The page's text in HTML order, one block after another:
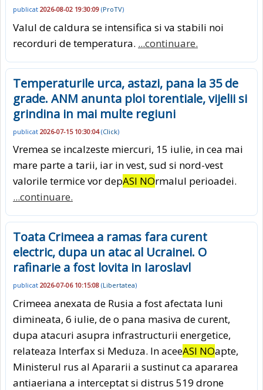
publicat 2026-08-02 19:30:09 (ProTV)
Valul de caldura se intensifica si va stabili noi
recorduri de temperatura. ...continuare.
Temperaturile urca, astazi, pana la 35 de
grade. ANM anunta ploi torentiale, vijelii si
grindina in mai multe regiuni
publicat 2026-07-15 10:30:04(Click)
Vremea se incalzeste miercuri, 15 iulie, in cea mai
mare parte a tarii, iar in vest, sud si nord-vest
valorile termice vor depASI NOrmalul perioadei.
...continuare.
Toata Crimeea a ramas fara curent
electric, dupa un atac al Ucrainei. O
rafinarie a fost lovita in Iaroslavl
publicat 2026-07-06 10:15:08 (Libertatea)
Crimeea anexata de Rusia a fost afectata luni
dimineata, 6 iulie, de o pana masiva de curent,
dupa atacuri asupra infrastructurii energetice,
relateaza Interfax si Meduza. In aceeASI NOapte,
Ministerul rus al Apararii a sustinut ca apararea
antiaeriana a interceptat si distrus 519 drone